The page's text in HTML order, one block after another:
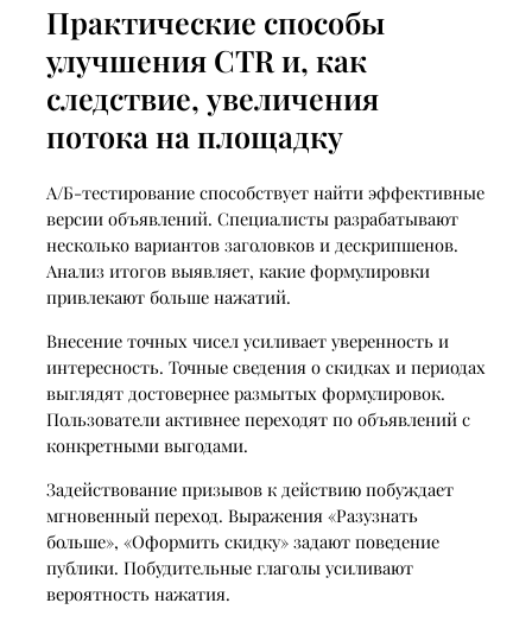
Практические способы
улучшения CTR и, как
следствие, увеличения
потока на площадку
А/Б-тестирование способствует найти эффективные
версии объявлений. Специалисты разрабатывают
несколько вариантов заголовков и дескрипшенов.
Анализ итогов выявляет, какие формулировки
привлекают больше нажатий.
Внесение точных чисел усиливает уверенность и
интересность. Точные сведения о скидках и периодах
выглядят достовернее размытых формулировок.
Пользователи активнее переходят по объявлений с
конкретными выгодами.
Задействование призывов к действию побуждает
мгновенный переход. Выражения «Разузнать
больше», «Оформить скидку» задают поведение
публики. Побудительные глаголы усиливают
вероятность нажатия.